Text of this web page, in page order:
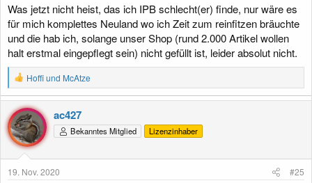
Was jetzt nicht heist, das ich IPB schlecht(er) finde, nur wäre es
für mich komplettes Neuland wo ich Zeit zum reinfitzen bräuchte
und die hab ich, solange unser Shop (rund 2.000 Artikel wollen
halt erstmal eingepflegt sein) nicht gefüllt ist, leider absolut nicht.
R
e
a
k
t
i
o
n
n
Hoffiund McAtze
ac427
Bekanntes Mitglied Lizenzinhaber
19. Nov. 2020 #25